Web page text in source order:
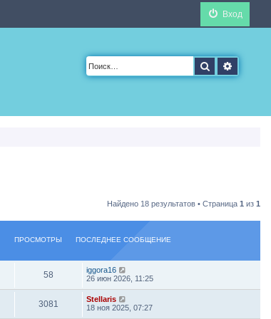
Вход
Поиск
Найдено 18 результатов • Страница 1 из 1
ПРОСМОТРЫ ПОСЛЕДНЕЕ СООБЩЕНИЕ
58
iggora16
26 июн 2026, 11:25
3081
Stellaris
18 ноя 2025, 07:27